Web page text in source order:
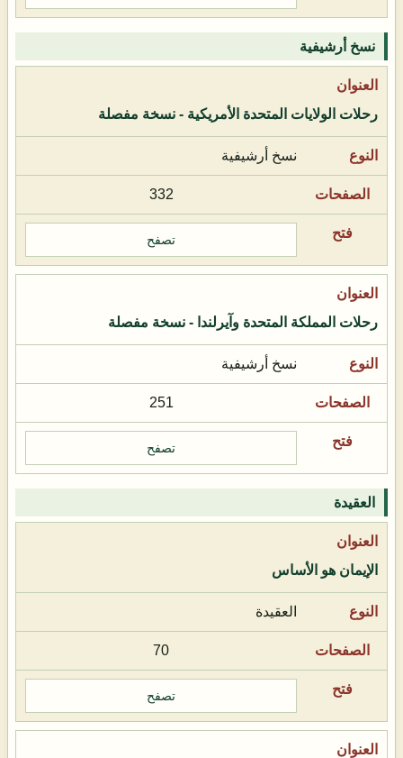
نسخ أرشيفية
رحلات الولايات المتحدة الأمريكية - نسخة مفصلة
نسخ أرشيفية
332
تصفح
رحلات المملكة المتحدة وآيرلندا - نسخة مفصلة
نسخ أرشيفية
251
تصفح
العقيدة
الإيمان هو الأساس
العقيدة
70
تصفح